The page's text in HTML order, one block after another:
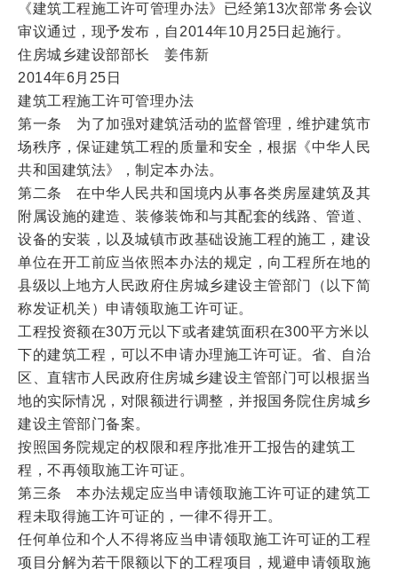
《建筑工程施工许可管理办法》已经第13次部常务会议
审议通过，现予发布，自2014年10月25日起施行。
住房城乡建设部部长 姜伟新
2014年6月25日
建筑工程施工许可管理办法
第一条 为了加强对建筑活动的监督管理，维护建筑市
场秩序，保证建筑工程的质量和安全，根据《中华人民
共和国建筑法》，制定本办法。
第二条 在中华人民共和国境内从事各类房屋建筑及其
附属设施的建造、装修装饰和与其配套的线路、管道、
设备的安装，以及城镇市政基础设施工程的施工，建设
单位在开工前应当依照本办法的规定，向工程所在地的
县级以上地方人民政府住房城乡建设主管部门（以下简
称发证机关）申请领取施工许可证。
工程投资额在30万元以下或者建筑面积在300平方米以
下的建筑工程，可以不申请办理施工许可证。省、自治
区、直辖市人民政府住房城乡建设主管部门可以根据当
地的实际情况，对限额进行调整，并报国务院住房城乡
建设主管部门备案。
按照国务院规定的权限和程序批准开工报告的建筑工
程，不再领取施工许可证。
第三条 本办法规定应当申请领取施工许可证的建筑工
程未取得施工许可证的，一律不得开工。
任何单位和个人不得将应当申请领取施工许可证的工程
项目分解为若干限额以下的工程项目，规避申请领取施